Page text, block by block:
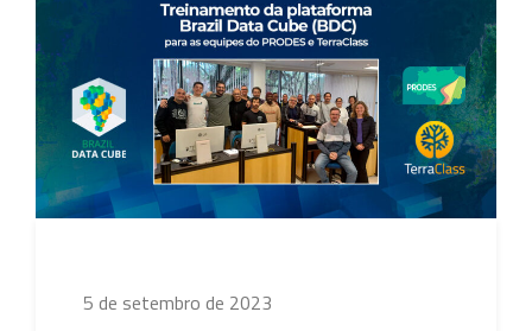
Publicado
5 de setembro de 2023